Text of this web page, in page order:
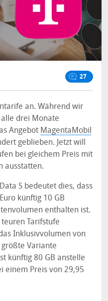
27
an. Während wir
drei Monate
Angebot MagentaMobil
geblieben. Jetzt will
bei gleichem Preis mit
ausstatten.
S bedeutet dies, dass
künftig 10 GB
enthalten ist.
Tarifstufe
Inklusivvolumen von
Variante
künftig 80 GB anstelle
einem Preis von 29,95